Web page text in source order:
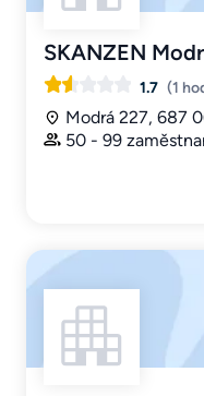
SKANZEN
1.7 (1
Modrá 227, 687
50 - 99